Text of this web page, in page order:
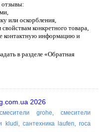
отзывы:
или оскорбления,
конкретного товара,
контактную информацию и
в разделе «Обратная
2026
смесители grohe,смесители
kludi, сантехника laufen,roca